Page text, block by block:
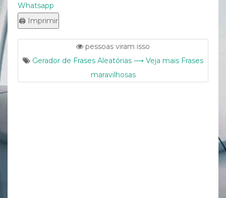
Whatsapp
pessoas viram isso
Gerador de Frases Aleatórias ⟶ Veja mais Frases
maravilhosas